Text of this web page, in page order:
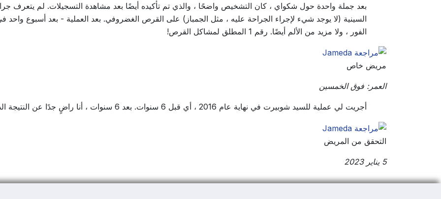
بعد جملة واحدة حول شكواي ، كان التشخيص واضحًا ، والذي تم تأكيده أيضًا بعد مشاهدة التسجيلات. لم يتعرف
الفور ، ولا مزيد من الألم أيضًا. رقم 1 المطلق لمشاكل القرص!
مريض خاص
العمر: فوق الخمسين
أجريت لي عملية للسيد شوبيرت في نهاية عام 2016 ، أي قبل 6 سنوات. بعد 6 سنوات ، أنا راضٍ جدًا عن النتيجة الدائمة وأوصي بالتأكيد بهذه الممارسة.
التحقق من المريض
5 يناير 2023